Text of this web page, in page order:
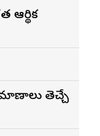
ఆర్థిక
తెచ్చే